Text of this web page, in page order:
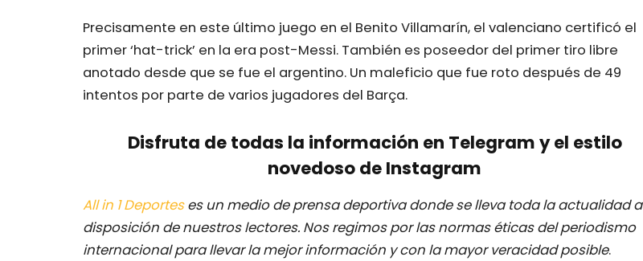
Precisamente en este último juego en el Benito Villamarín, el valenciano certificó el
primer ‘hat-trick’ en la era post-Messi. También es poseedor del primer tiro libre
anotado desde que se fue el argentino. Un maleficio que fue roto después de 49
intentos por parte de varios jugadores del Barça.
Disfruta de todas la información en Telegram y el estilo
novedoso de Instagram
All in 1 Deporteses un medio de prensa deportiva donde se lleva toda la actualidad a
disposición de nuestros lectores. Nos regimos por las normas éticas del periodismo
internacional para llevar la mejor información y con la mayor veracidad posible.